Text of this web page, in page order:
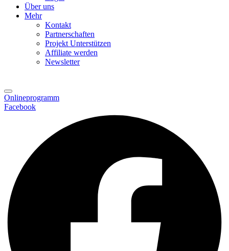
Über uns
Mehr
Kontakt
Partnerschaften
Projekt Unterstützen
Affiliate werden
Newsletter
Onlineprogramm
Facebook